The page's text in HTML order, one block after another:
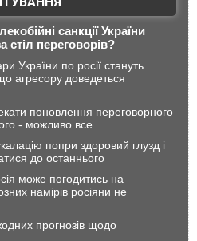
санкції України
стіл переговорів?
України по росії стануть
агресору доведеться
поновлення переговорного
- можливо все
попри здоровий глузд і
до останнього
може погодитись на
намірів росіяни не
прогнозів щодо